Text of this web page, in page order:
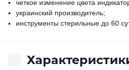
четкое изменение цвета
украинский производитель;
инструменты стерильные до 60